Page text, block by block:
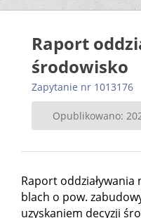
Raport
środowisko
Zapytanie nr 1013176
Opublikowano:
Raport oddziaływania
blach o pow.
uzyskaniem decyzji